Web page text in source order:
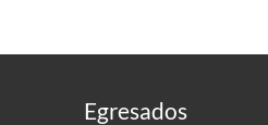
Egresados